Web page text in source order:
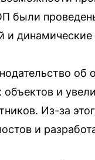
были
и
об
объектов и
Из-за
и